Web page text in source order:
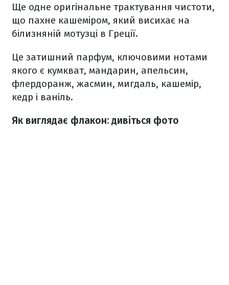
Ще одне оригінальне трактування чистоти,
що пахне кашеміром, який висихає на
білизняній мотузці в Греції.
Це затишний парфум, ключовими нотами
якого є кумкват, мандарин, апельсин,
флердоранж, жасмин, мигдаль, кашемір,
кедр і ваніль.
Як виглядає флакон: дивіться фото